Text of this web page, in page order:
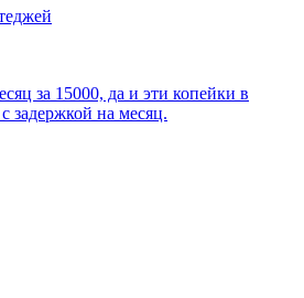
за 15000, да и эти копейки в
задержкой на месяц.